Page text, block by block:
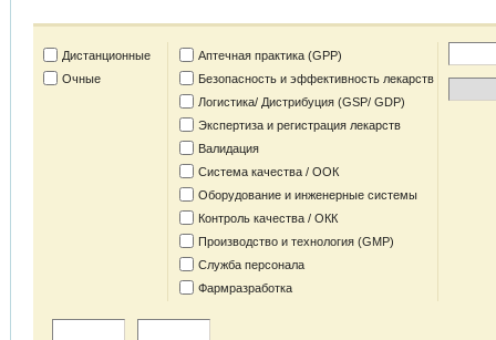
Дистанционные
Очные
Аптечная практика (GPP)
Безопасность и эффективность лекарств
Логистика/ Дистрибуция (GSP/ GDP)
Экспертиза и регистрация лекарств
Валидация
Система качества / ООК
Оборудование и инженерные системы
Контроль качества / ОКК
Производство и технология (GMP)
Служба персонала
Фармразработка